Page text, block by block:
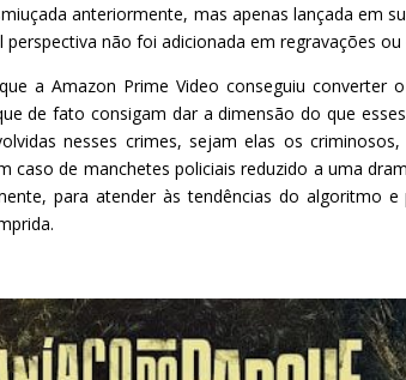
anteriormente, mas apenas lançada em
não foi adicionada em regravações
que a Amazon Prime Video conseguiu converter
de fato consigam dar a dimensão do que
nesses crimes, sejam elas os
caso de manchetes policiais reduzido a uma
para atender às tendências do algoritmo